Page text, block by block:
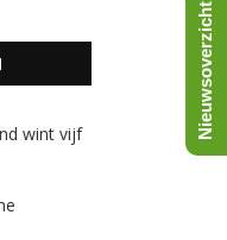
wint vijf
Nieuwsoverzicht